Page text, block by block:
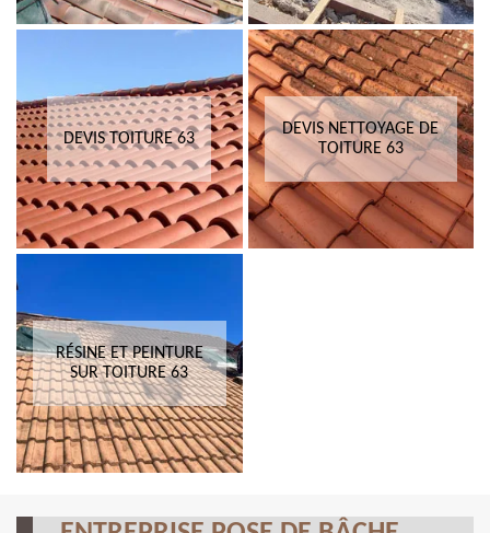
DEVIS TOITURE 63
DEVIS NETTOYAGE DE
TOITURE 63
RÉSINE ET PEINTURE
SUR TOITURE 63